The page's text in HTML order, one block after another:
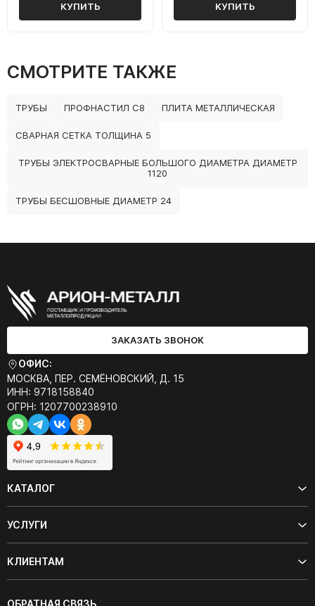
КУПИТЬ КУПИТЬ
СМОТРИТЕ ТАКЖЕ
ТРУБЫ ПРОФНАСТИЛ С8 ПЛИТА МЕТАЛЛИЧЕСКАЯ
СВАРНАЯ СЕТКА ТОЛЩИНА 5
ТРУБЫ ЭЛЕКТРОСВАРНЫЕ БОЛЬШОГО ДИАМЕТРА ДИАМЕТР
1120
ТРУБЫ БЕСШОВНЫЕ ДИАМЕТР 24
ЗАКАЗАТЬ ЗВОНОК
ОФИС:
МОСКВА, ПЕР. СЕМЁНОВСКИЙ, Д. 15
ИНН: 9718158840
ОГРН: 1207700238910
КАТАЛОГ
УСЛУГИ
КЛИЕНТАМ